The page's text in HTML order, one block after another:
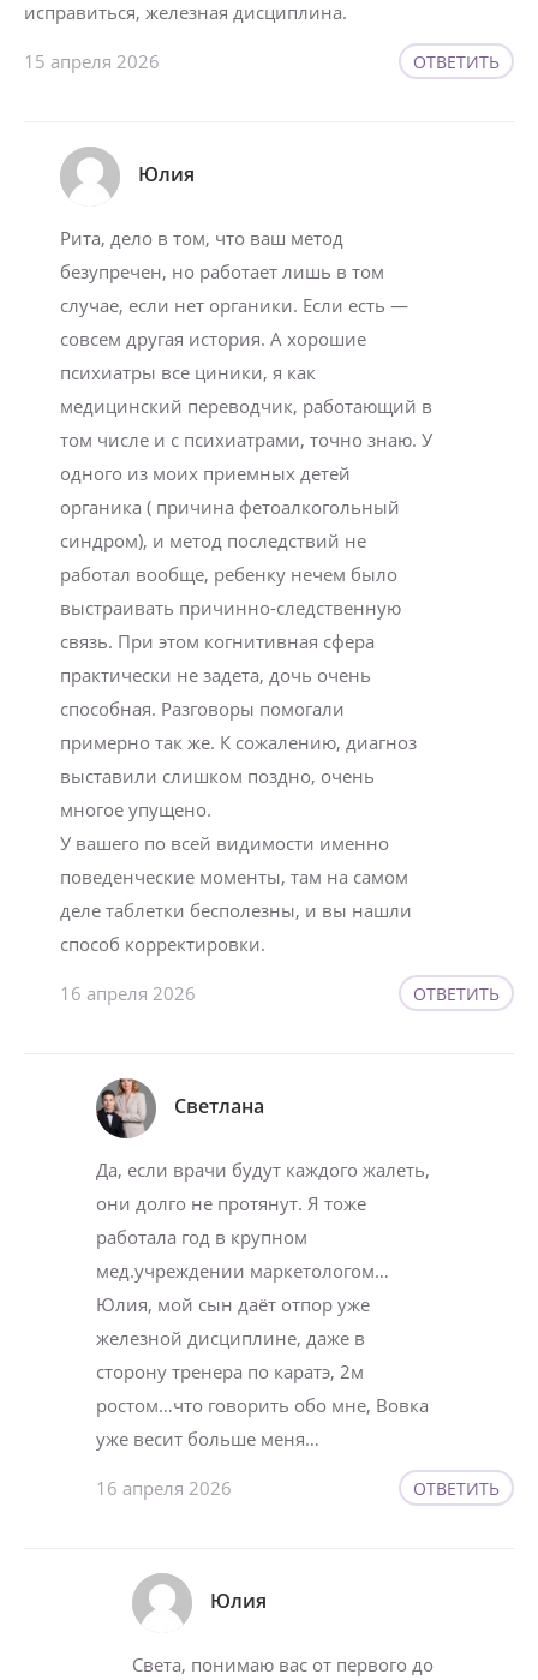
исправиться, железная дисциплина.
15 апреля 2026 ОТВЕТИТЬ
Юлия
Рита, дело в том, что ваш метод
безупречен, но работает лишь в том
случае, если нет органики. Если есть —
совсем другая история. А хорошие
психиатры все циники, я как
медицинский переводчик, работающий в
том числе и с психиатрами, точно знаю. У
одного из моих приемных детей
органика ( причина фетоалкогольный
синдром), и метод последствий не
работал вообще, ребенку нечем было
выстраивать причинно-следственную
связь. При этом когнитивная сфера
практически не задета, дочь очень
способная. Разговоры помогали
примерно так же. К сожалению, диагноз
выставили слишком поздно, очень
многое упущено.
У вашего по всей видимости именно
поведенческие моменты, там на самом
деле таблетки бесполезны, и вы нашли
способ корректировки.
16 апреля 2026 ОТВЕТИТЬ
Светлана
Да, если врачи будут каждого жалеть,
они долго не протянут. Я тоже
работала год в крупном
мед.учреждении маркетологом…
Юлия, мой сын даёт отпор уже
железной дисциплине, даже в
сторону тренера по каратэ, 2м
ростом…что говорить обо мне, Вовка
уже весит больше меня…
16 апреля 2026 ОТВЕТИТЬ
Юлия
Света, понимаю вас от первого до